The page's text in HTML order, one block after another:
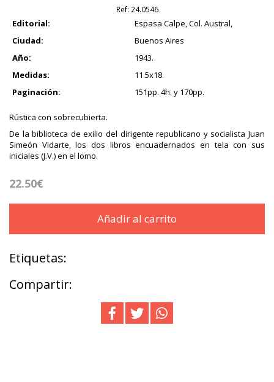
Ref: 24.0546
Editorial:
Espasa Calpe, Col. Austral,
Ciudad:
Buenos Aires
Año:
1943.
Medidas:
11.5x18.
Paginación:
151pp. 4h. y 170pp.
Rústica con sobrecubierta.
De la biblioteca de exilio del dirigente republicano y socialista Juan
Simeón Vidarte, los dos libros encuadernados en tela con sus
iniciales (J.V.) en el lomo.
22.50€
Añadir al carrito
Etiquetas:
Compartir: